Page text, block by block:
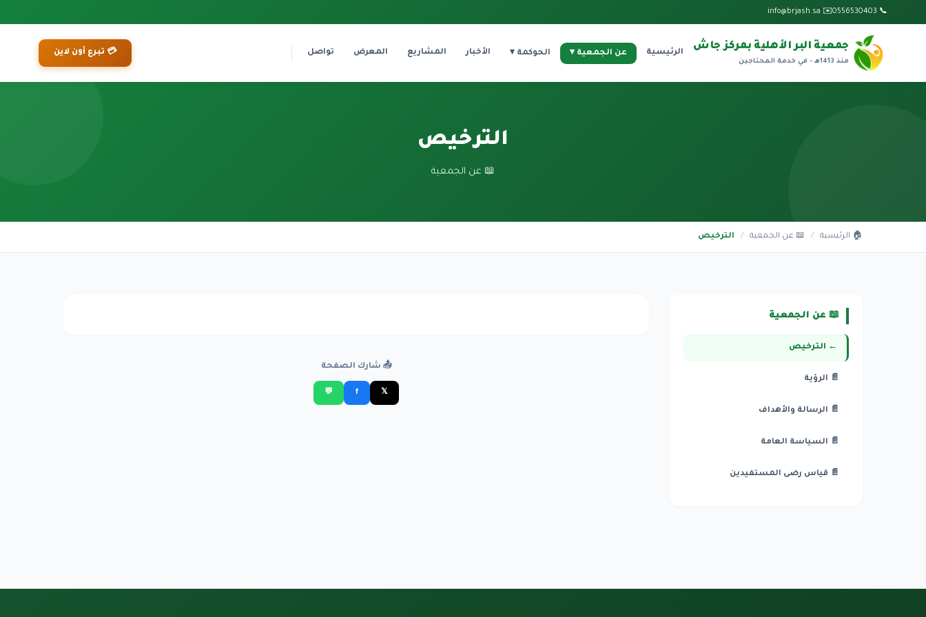
📞 0556530403
✉️ info@brjash.sa
جمعية البر الأهلية بمركز جاش
منذ 1413هـ - في خدمة المحتاجين
الرئيسية عن الجمعية ▾ الحوكمة ▾ الأخبار المشاريع المعرض تواصل 💳 تبرع أون لاين
الترخيص
📖 عن الجمعية
🏠 الرئيسية / 📖 عن الجمعية / الترخيص
📖 عن الجمعية
← الترخيص
📄 الرؤية
📄 الرسالة والأهداف
📄 السياسة العامة
📄 قياس رضى المستفيدين
📤 شارك الصفحة
𝕏
f
💬